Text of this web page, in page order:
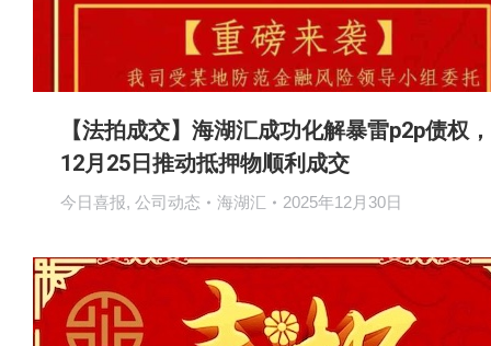
【法拍成交】海湖汇成功化解暴雷p2p债权，
12月25日推动抵押物顺利成交
今日喜报, 公司动态 海湖汇 2025年12月30日